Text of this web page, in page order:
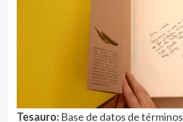
Tesauro:Base de datos de términos